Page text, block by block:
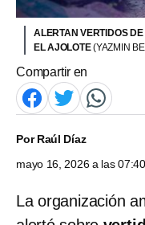
ALERTAN VERTIDOS
EL AJOLOTE(YAZMIN
Compartir en
PorRaúl Díaz
mayo 16, 2026 a las
La organización